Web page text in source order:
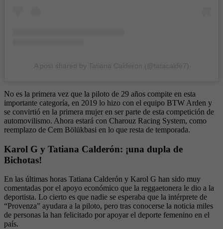
No es la primera vez que la piloto de 29 años compite en esta
importante categoría, en 2019 lo hizo con el equipo BTW Arden y
se convirtió en la primera mujer en ser parte de esta competición de
automovilismo. Ahora estará con Charouz Racing System, como
reemplazo de Cem Bölükbasi en lo que resta de temporada.
Karol G y Tatiana Calderón: ¡una dupla de
Bichotas!
En las últimas horas Tatiana Calderón y Karol G han sido muy
comentadas por el apoyo económico que la reggaetonera le dio a la
deportista. Lo cierto es que nadie se esperaba que la intérprete de
“Provenza” ayudara a la piloto, pero tras conocerse la noticia miles
de personas la han felicitado por apoyar el deporte femenino en el
país.